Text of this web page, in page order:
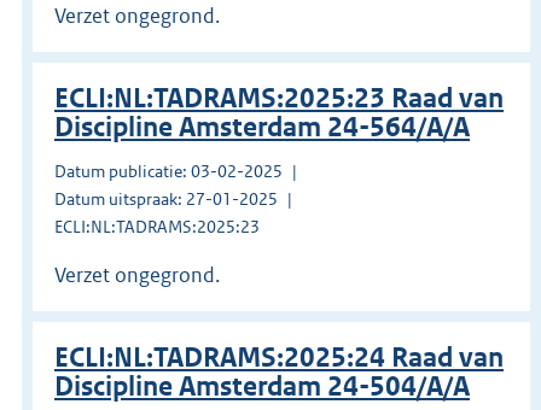
Verzet ongegrond.
ECLI:NL:TADRAMS:2025:23 Raad van
Discipline Amsterdam 24-564/A/A
Datum publicatie: 03-02-2025
Datum uitspraak: 27-01-2025
ECLI:NL:TADRAMS:2025:23
Verzet ongegrond.
ECLI:NL:TADRAMS:2025:24 Raad van
Discipline Amsterdam 24-504/A/A